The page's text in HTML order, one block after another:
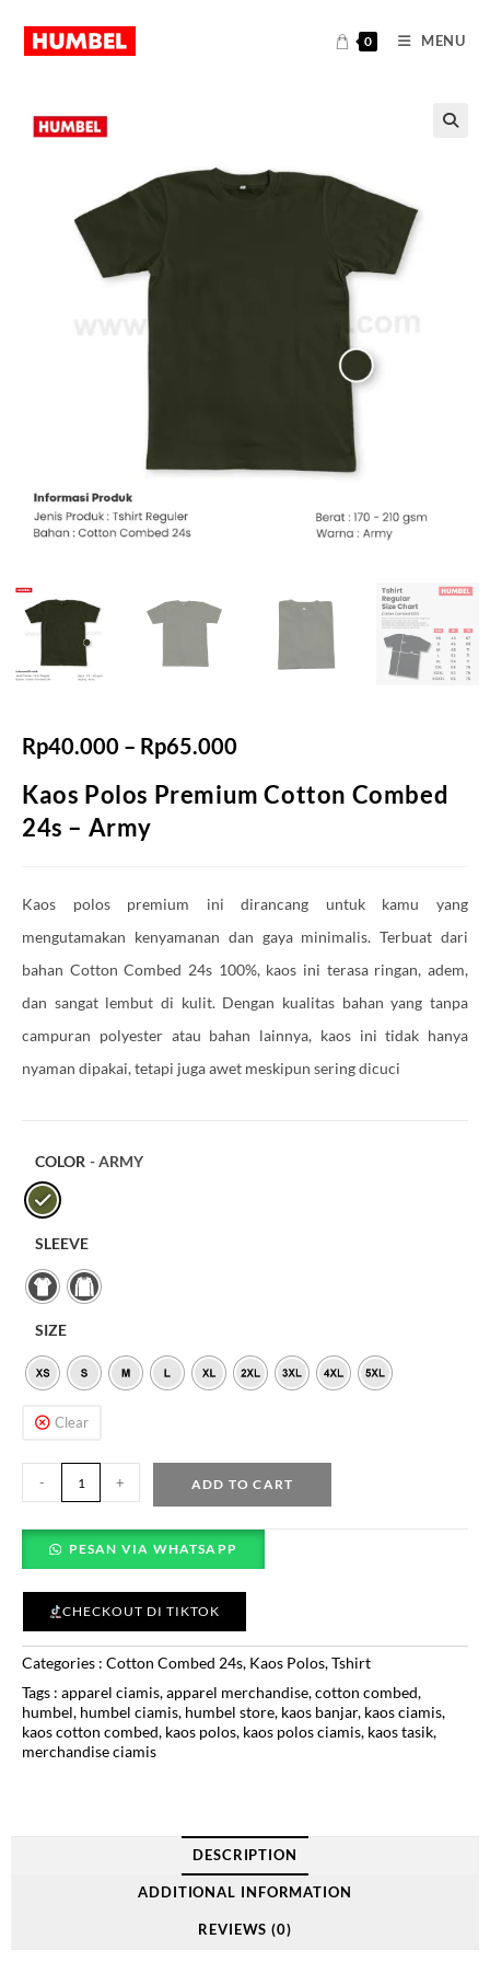
0 MENU
Rp40.000 – Rp65.000
Kaos Polos Premium Cotton Combed
24s – Army
Kaos polos premium ini dirancang untuk kamu yang
mengutamakan kenyamanan dan gaya minimalis. Terbuat dari
bahan Cotton Combed 24s 100%, kaos ini terasa ringan, adem,
dan sangat lembut di kulit. Dengan kualitas bahan yang tanpa
campuran polyester atau bahan lainnya, kaos ini tidak hanya
nyaman dipakai, tetapi juga awet meskipun sering dicuci
COLOR - ARMY
SLEEVE
SIZE
Clear
- + ADD TO CART
PESAN VIA WHATSAPP
CHECKOUT DI TIKTOK
Categories : Cotton Combed 24s, Kaos Polos,Tshirt
Tags : apparel ciamis,apparel merchandise,cotton combed,
humbel, humbel ciamis, humbel store, kaos banjar, kaos ciamis,
kaos cotton combed, kaos polos, kaos polos ciamis, kaos tasik,
merchandise ciamis
DESCRIPTION
ADDITIONAL INFORMATION
REVIEWS (0)